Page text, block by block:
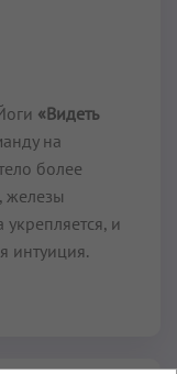
«Видеть
на
более
железы
и
интуиция.